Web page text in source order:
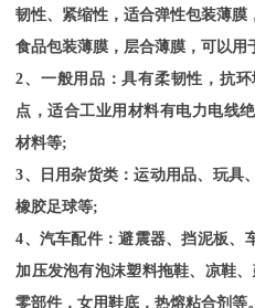
韧性、紧缩性，适合弹性包装薄膜
食品包装薄膜，层合薄膜，可以
2、一般用品：具有柔韧性，抗
点，适合工业用材料有电力电线
材料等;
3、日用杂货类：运动用品、玩具
橡胶足球等;
4、汽车配件：避震器、挡泥板、
加压发泡有泡沫塑料拖鞋、凉鞋
零部件，女用鞋底，热熔粘合剂等。